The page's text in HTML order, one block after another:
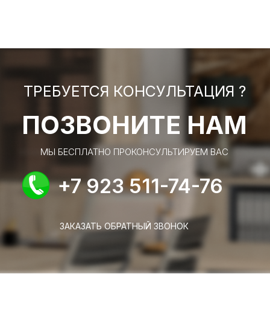
ТРЕБУЕТСЯ КОНСУЛЬТАЦИЯ ?
ПОЗВОНИТЕ НАМ
МЫ БЕСПЛАТНО ПРОКОНСУЛЬТИРУЕМ ВАС
+7 923 511-74-76
ЗАКАЗАТЬ ОБРАТНЫЙ ЗВОНОК